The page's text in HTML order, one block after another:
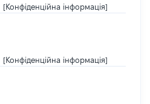
[Конфіденційна інформація]
[Конфіденційна інформація]